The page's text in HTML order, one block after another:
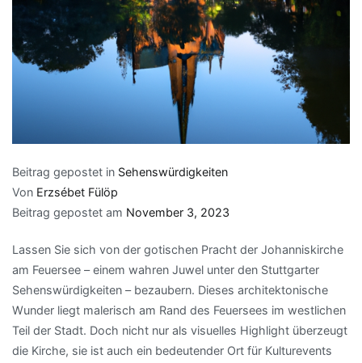
Beitrag gepostet in Sehenswürdigkeiten
Von Erzsébet Fülöp
Beitrag gepostet am November 3, 2023
Lassen Sie sich von der gotischen Pracht der Johanniskirche
am Feuersee – einem wahren Juwel unter den Stuttgarter
Sehenswürdigkeiten – bezaubern. Dieses architektonische
Wunder liegt malerisch am Rand des Feuersees im westlichen
Teil der Stadt. Doch nicht nur als visuelles Highlight überzeugt
die Kirche, sie ist auch ein bedeutender Ort für Kulturevents